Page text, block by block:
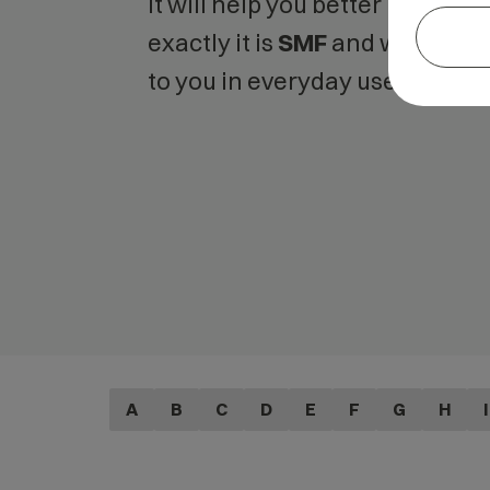
exactly it is SMFand what is
to you in everyday use.
A B C D E F G H I